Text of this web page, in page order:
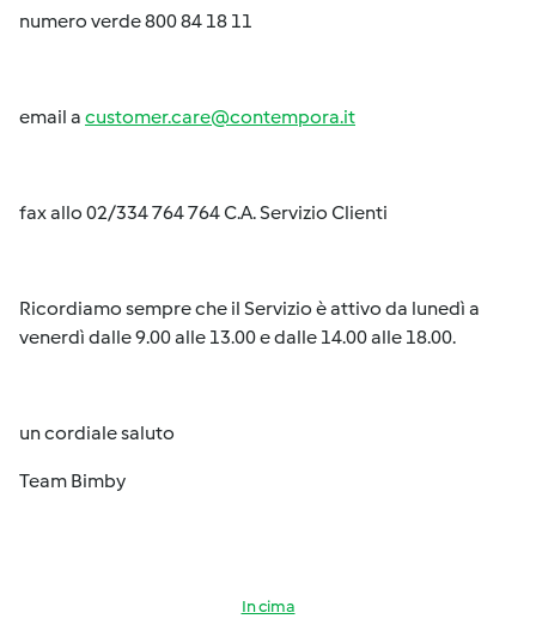
numero verde 800 84 18 11
email a customer.care@contempora.it
fax allo 02/334 764 764 C.A. Servizio Clienti
Ricordiamo sempre che il Servizio è attivo da lunedì a
venerdì dalle 9.00 alle 13.00 e dalle 14.00 alle 18.00.
un cordiale saluto
Team Bimby
In cima